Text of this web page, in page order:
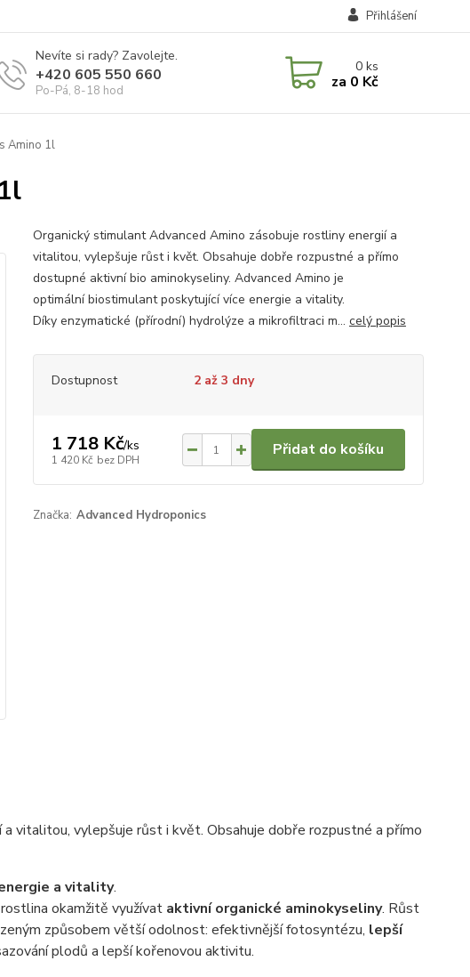
Přihlášení
Nevíte si rady? Zavolejte.
+420 605 550 660
Po-Pá, 8-18 hod
0ks
za 0 Kč
Amino 1l
Organický stimulant Advanced Amino zásobuje rostliny energií a
vitalitou, vylepšuje růst i květ. Obsahuje dobře rozpustné a přímo
dostupné aktivní bio aminokyseliny. Advanced Amino je
optimální biostimulant poskytující více energie a vitality.
Díky enzymatické (přírodní) hydrolýze a mikrofiltraci m... celý popis
Dostupnost 2 až 3 dny
1 718 Kč/ks
1 420 Kč bez DPH
Přidat do košíku
Značka: Advanced Hydroponics
vitalitou, vylepšuje růst i květ. Obsahuje dobře rozpustné a přímo
a vitality.
okamžitě využívat aktivní organické aminokyseliny. Růst
způsobem větší odolnost: efektivnější fotosyntézu, lepší
plodů a lepší kořenovou aktivitu.